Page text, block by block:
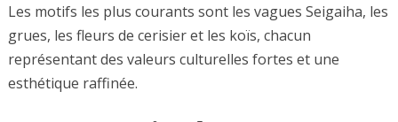
Les motifs les plus courants sont les vagues Seigaiha, les
grues, les fleurs de cerisier et les koïs, chacun
représentant des valeurs culturelles fortes et une
esthétique raffinée.